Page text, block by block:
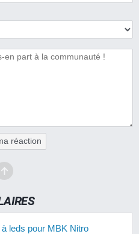
réaction
leds pour MBK Nitro